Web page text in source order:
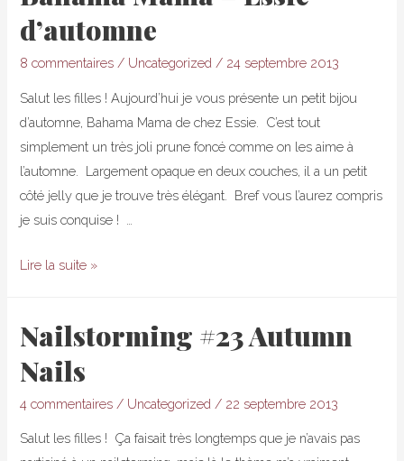
September
Favorites
d’automne
8 commentaires / Uncategorized / 24 septembre 2013
Salut les filles ! Aujourd’hui je vous présente un petit bijou
d’automne, Bahama Mama de chez Essie. C’est tout
simplement un très joli prune foncé comme on les aime à
l’automne. Largement opaque en deux couches, il a un petit
côté jelly que je trouve très élégant. Bref vous l’aurez compris
je suis conquise ! …
Bahama
Essie
d’automne
Lire la suite »
Nailstorming #23 Autumn
Nails
4 commentaires / Uncategorized / 22 septembre 2013
Salut les filles ! Ça faisait très longtemps que je n’avais pas